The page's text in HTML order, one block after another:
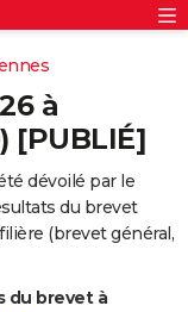
à
[PUBLIÉ]
dévoilé par le
du brevet
(brevet général,
du brevet à